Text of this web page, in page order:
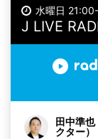
水曜日
J LIVE
田中準
クター）